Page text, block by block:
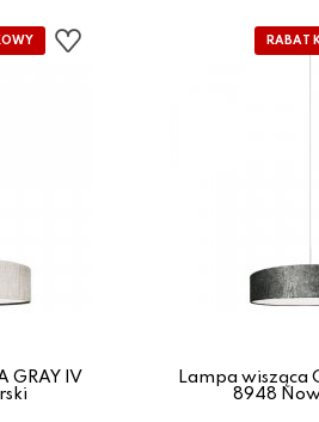
GRAY IV
Lampa wisząca
8948